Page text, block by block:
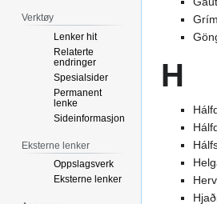
H
Verktøy
Lenker hit
Relaterte
endringer
Spesialsider
Permanent
lenke
Sideinformasjon
Eksterne lenker
Oppslagsverk
Eksterne lenker